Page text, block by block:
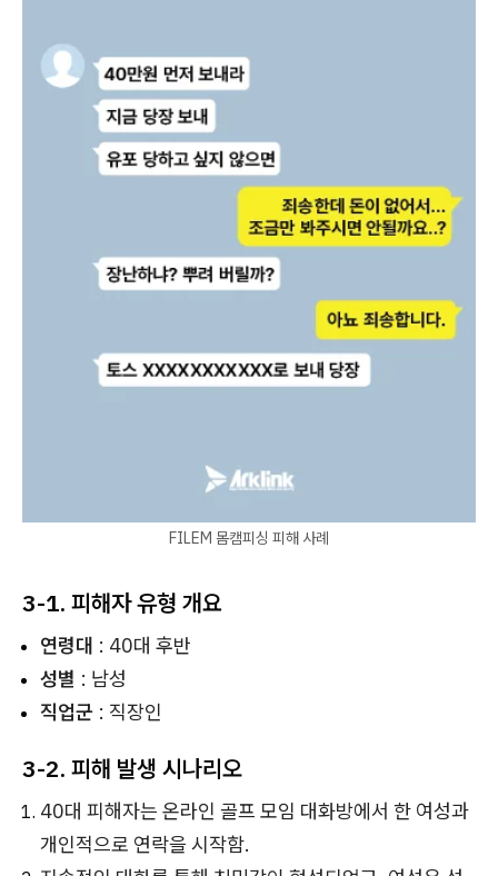
FILEM 몸캠피싱 피해 사례
3-1. 피해자 유형 개요
연령대 : 40대 후반
성별 : 남성
직업군 : 직장인
3-2. 피해 발생 시나리오
40대 피해자는 온라인 골프 모임 대화방에서 한 여성과
개인적으로 연락을 시작함.